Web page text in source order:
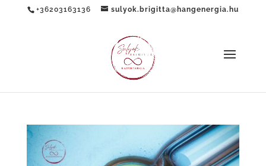
+36203163136 sulyok.brigitta@hangenergia.hu